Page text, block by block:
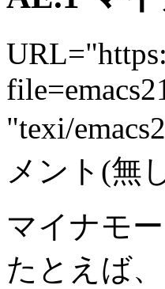
"texi/
メント(無
マイナモ
たとえば